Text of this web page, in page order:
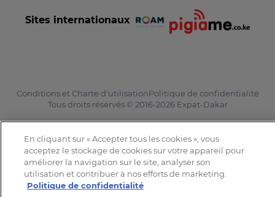
Sites internationaux
Conditions et Charte d'utilisationPolitique de confidentialité
Tous droits réservés © 2016-2026 Expat-Dakar
En cliquant sur « Accepter tous les cookies », vous
acceptez le stockage de cookies sur votre appareil pour
améliorer la navigation sur le site, analyser son
utilisation et contribuer à nos efforts de marketing.
Politique de confidentialité